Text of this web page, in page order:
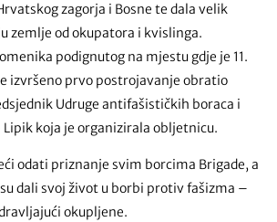
zagorja i Bosne te dala velik
zemlje od okupatora i kvislinga.
podignutog na mjestu gdje je 11.
izvršeno prvo postrojavanje obratio
Udruge antifašističkih boraca i
koja je organizirala obljetnicu.
odati priznanje svim borcima Brigade, a
dali svoj život u borbi protiv fašizma –
okupljene.